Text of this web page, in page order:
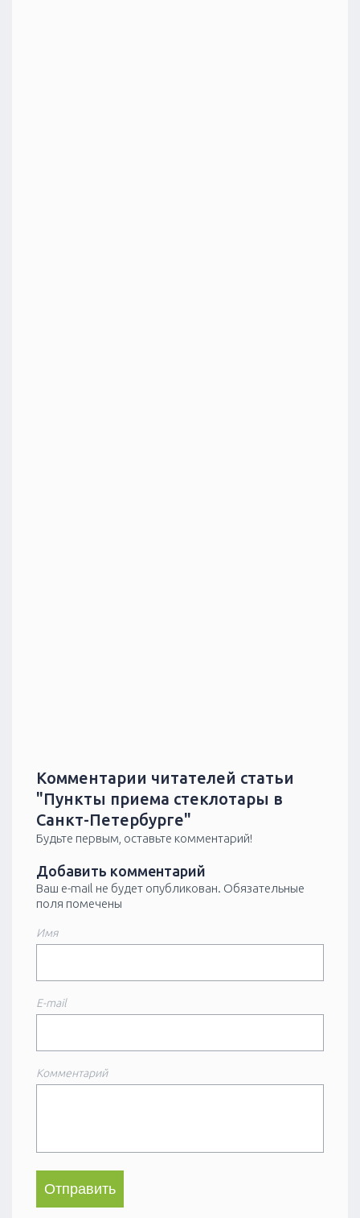
Комментарии читателей статьи
"Пункты приема стеклотары в
Санкт-Петербурге"
Будьте первым, оставьте комментарий!
Добавить комментарий
Ваш e-mail не будет опубликован. Обязательные
поля помечены
Комментарий
Имя
E-mail